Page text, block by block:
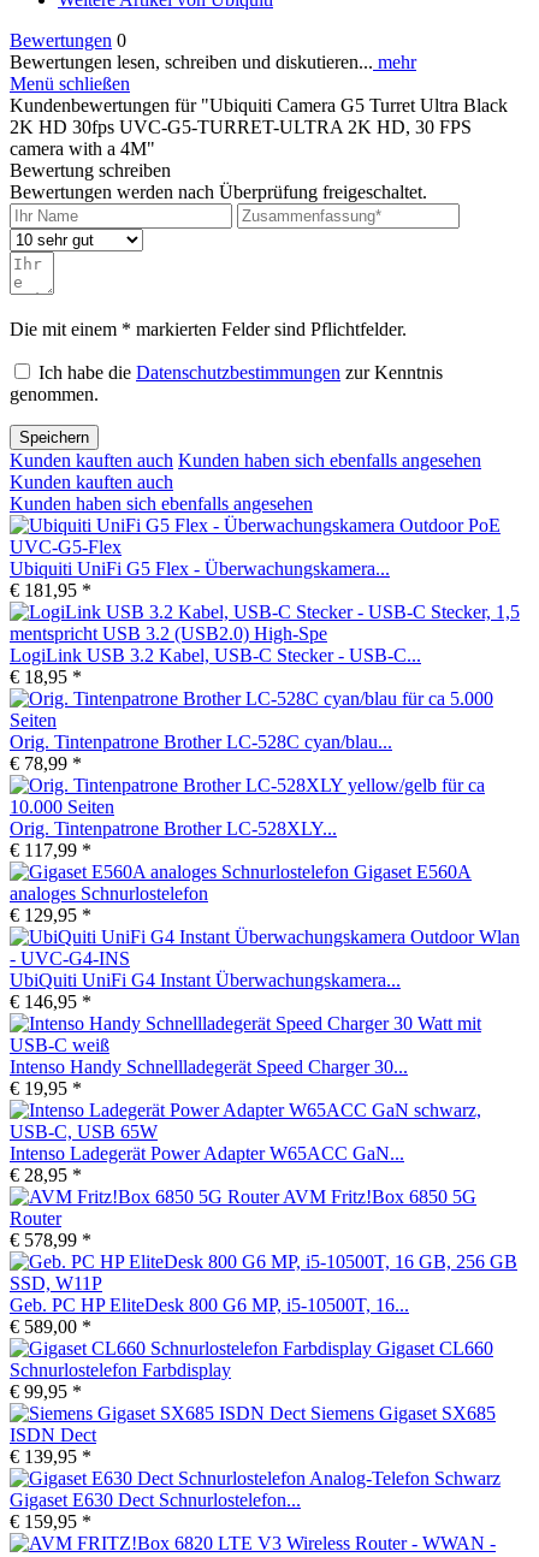
Bewertungen 0
Bewertungen lesen, schreiben und diskutieren... mehr
Menü schließen
Kundenbewertungen für "Ubiquiti Camera G5 Turret Ultra Black
2K HD 30fps UVC-G5-TURRET-ULTRA 2K HD, 30 FPS
camera with a 4M"
Bewertung schreiben
Bewertungen werden nach Überprüfung freigeschaltet.
Die mit einem * markierten Felder sind Pflichtfelder.
Ich habe die Datenschutzbestimmungen zur Kenntnis
genommen.
Speichern
Kunden kauften auch Kunden haben sich ebenfalls angesehen
Kunden kauften auch
Kunden haben sich ebenfalls angesehen
Ubiquiti UniFi G5 Flex - Überwachungskamera...
€ 181,95 *
LogiLink USB 3.2 Kabel, USB-C Stecker - USB-C...
€ 18,95 *
Orig. Tintenpatrone Brother LC-528C cyan/blau...
€ 78,99 *
Orig. Tintenpatrone Brother LC-528XLY...
€ 117,99 *
Gigaset E560A
analoges Schnurlostelefon
€ 129,95 *
UbiQuiti UniFi G4 Instant Überwachungskamera...
€ 146,95 *
Intenso Handy Schnellladegerät Speed Charger 30...
€ 19,95 *
Intenso Ladegerät Power Adapter W65ACC GaN...
€ 28,95 *
AVM Fritz!Box 6850 5G
Router
€ 578,99 *
Geb. PC HP EliteDesk 800 G6 MP, i5-10500T, 16...
€ 589,00 *
Gigaset CL660
Schnurlostelefon Farbdisplay
€ 99,95 *
Siemens Gigaset SX685
ISDN Dect
€ 139,95 *
Gigaset E630 Dect Schnurlostelefon...
€ 159,95 *